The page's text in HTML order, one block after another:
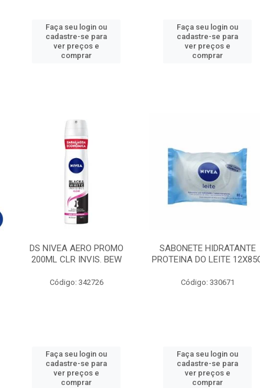
Faça seu login ou
cadastre-se para
ver preços e
comprar
Faça seu login ou
cadastre-se para
ver preços e
comprar
DS NIVEA AERO PROMO
200ML CLR INVIS. BEW
Código: 342726
Faça seu login ou
cadastre-se para
ver preços e
comprar
SABONETE HIDRATANTE
PROTEINA DO LEITE
Código: 330671
Faça seu login ou
cadastre-se para
ver preços e
comprar